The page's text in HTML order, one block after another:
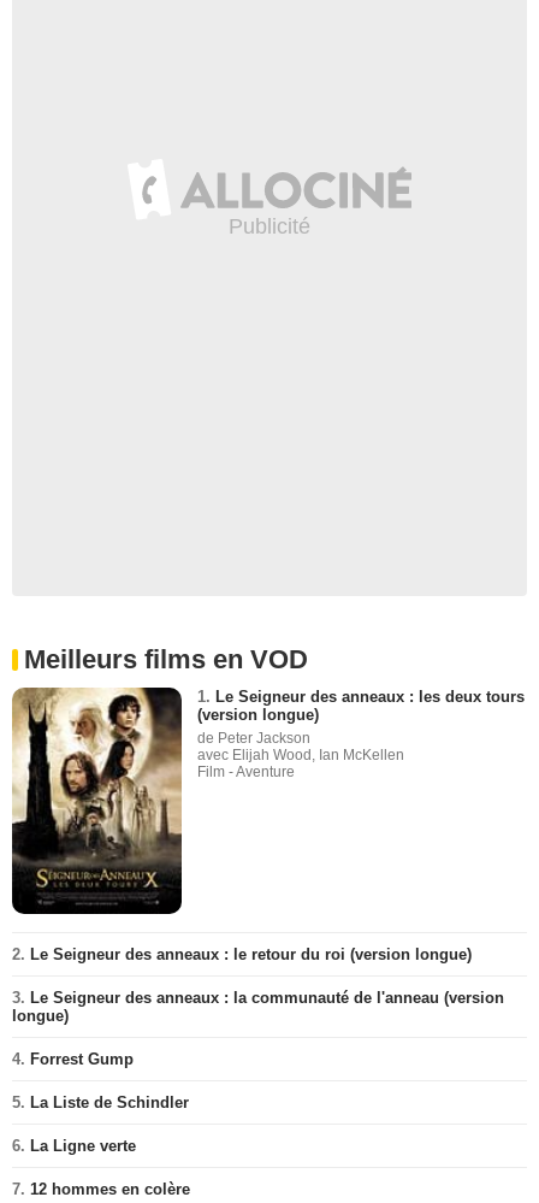
Meilleurs films en VOD
1. Le Seigneur des anneaux : les deux tours
(version longue)
de Peter Jackson
avec Elijah Wood, Ian McKellen
Film - Aventure
2. Le Seigneur des anneaux : le retour du roi (version longue)
3. Le Seigneur des anneaux : la communauté de l'anneau (version
longue)
4. Forrest Gump
5. La Liste de Schindler
6. La Ligne verte
7. 12 hommes en colère